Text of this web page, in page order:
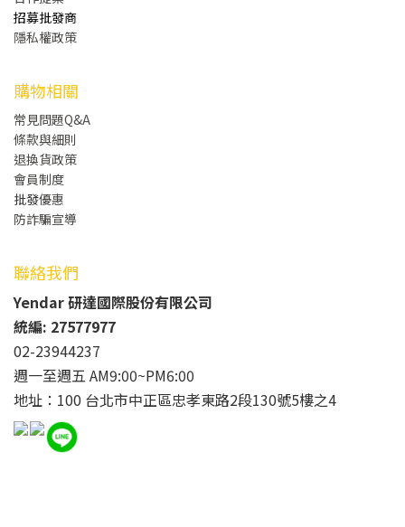
招募批發商
隱私權政策
購物相關
常見問題Q&A
條款與細則
退換貨政策
會員制度
批發優惠
防詐騙宣導
聯絡我們
Yendar 研達國際股份有限公司
統編: 27577977
02-23944237
週一至週五 AM9:00~PM6:00
地址：100 台北市中正區忠孝東路2段130號5樓之4